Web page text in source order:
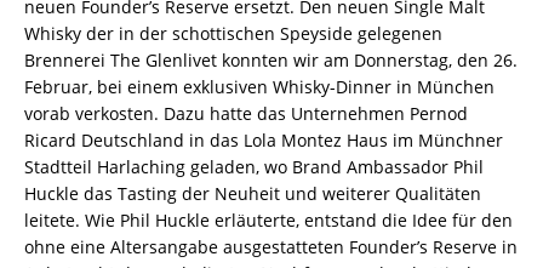
neuen Founder’s Reserve ersetzt. Den neuen Single Malt
Whisky der in der schottischen Speyside gelegenen
Brennerei The Glenlivet konnten wir am Donnerstag, den 26.
Februar, bei einem exklusiven Whisky-Dinner in München
vorab verkosten. Dazu hatte das Unternehmen Pernod
Ricard Deutschland in das Lola Montez Haus im Münchner
Stadtteil Harlaching geladen, wo Brand Ambassador Phil
Huckle das Tasting der Neuheit und weiterer Qualitäten
leitete. Wie Phil Huckle erläuterte, entstand die Idee für den
ohne eine Altersangabe ausgestatteten Founder’s Reserve in